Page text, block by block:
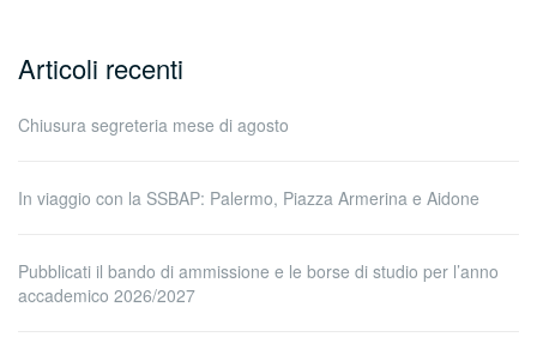
Articoli recenti
Chiusura segreteria mese di agosto
In viaggio con la SSBAP: Palermo, Piazza Armerina e Aidone
Pubblicati il bando di ammissione e le borse di studio per l’anno
accademico 2026/2027